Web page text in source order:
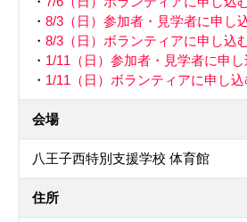
・ 8/3（日）参加者・見学者に申し
・ 8/3（日）ボランティアに申し込
・ 1/11（日）参加者・見学者に申し
・ 1/11（日）ボランティアに申し込
会場
八王子西特別支援学校 体育館
住所